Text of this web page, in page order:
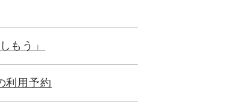
もう」
利用予約